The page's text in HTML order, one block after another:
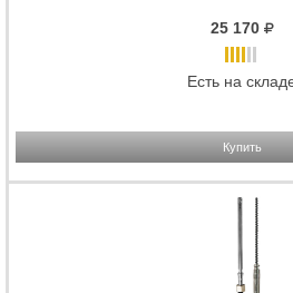
25 170
Есть на
Купить